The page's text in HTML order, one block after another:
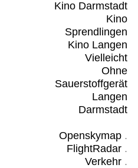
Kino Darmstadt
Kino
Sprendlingen
Kino Langen
Vielleicht
Ohne
Sauerstoffgerät
Langen
Darmstadt
Openskymap.
FlightRadar.
Verkehr.